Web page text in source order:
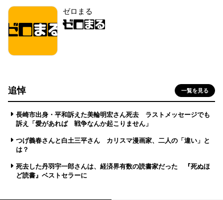
ゼロまる
追悼 一覧を見る
長崎市出身・平和訴えた美輪明宏さん死去 ラストメッセージでも
訴え「愛があれば 戦争なんか起こりません」
つげ義春さんと白土三平さん カリスマ漫画家、二人の「違い」と
は？
死去した丹羽宇一郎さんは、経済界有数の読書家だった 『死ぬほ
ど読書』ベストセラーに